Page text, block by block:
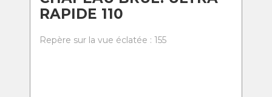
RAPIDE 110
Repère sur la vue éclatée : 155